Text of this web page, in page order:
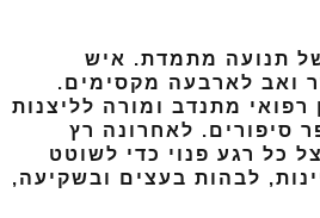
של תנועה מתמדת. איש
ואב לארבעה מקסימים.
רפואי מתנדב ומורה לליצנות
סיפורים. לאחרונה רץ
כל רגע פנוי כדי לשוטט
לבהות בעצים ובשקיעה,